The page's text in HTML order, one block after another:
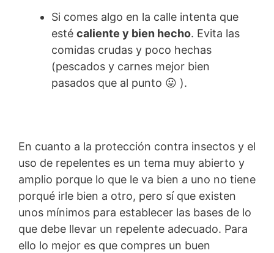
Si comes algo en la calle intenta que
esté caliente y bien hecho. Evita las
comidas crudas y poco hechas
(pescados y carnes mejor bien
pasados que al punto 😛 ).
En cuanto a la protección contra insectos y el
uso de repelentes es un tema muy abierto y
amplio porque lo que le va bien a uno no tiene
porqué irle bien a otro, pero sí que existen
unos mínimos para establecer las bases de lo
que debe llevar un repelente adecuado. Para
ello lo mejor es que compres un buen